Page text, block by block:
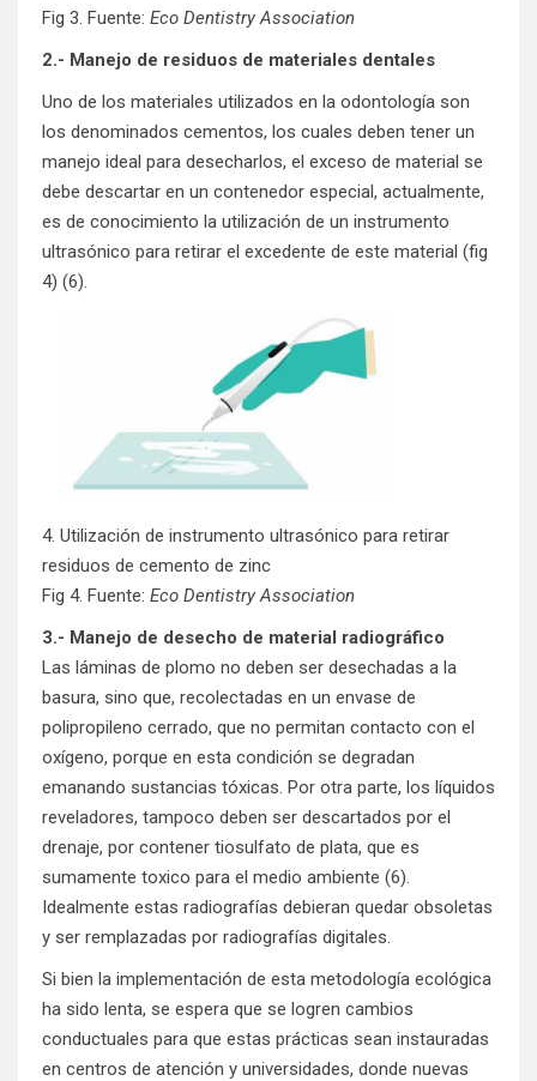
Fig 3. Fuente: Eco Dentistry Association
2.- Manejo de residuos de materiales dentales
Uno de los materiales utilizados en la odontología son
los denominados cementos, los cuales deben tener un
manejo ideal para desecharlos, el exceso de material se
debe descartar en un contenedor especial, actualmente,
es de conocimiento la utilización de un instrumento
ultrasónico para retirar el excedente de este material (fig
4) (6).
4. Utilización de instrumento ultrasónico para retirar
residuos de cemento de zinc
Fig 4. Fuente: Eco Dentistry Association
3.- Manejo de desecho de material radiográfico
Las láminas de plomo no deben ser desechadas a la
basura, sino que, recolectadas en un envase de
polipropileno cerrado, que no permitan contacto con el
oxígeno, porque en esta condición se degradan
emanando sustancias tóxicas. Por otra parte, los líquidos
reveladores, tampoco deben ser descartados por el
drenaje, por contener tiosulfato de plata, que es
sumamente toxico para el medio ambiente (6).
Idealmente estas radiografías debieran quedar obsoletas
y ser remplazadas por radiografías digitales.
Si bien la implementación de esta metodología ecológica
ha sido lenta, se espera que se logren cambios
conductuales para que estas prácticas sean instauradas
en centros de atención y universidades, donde nuevas